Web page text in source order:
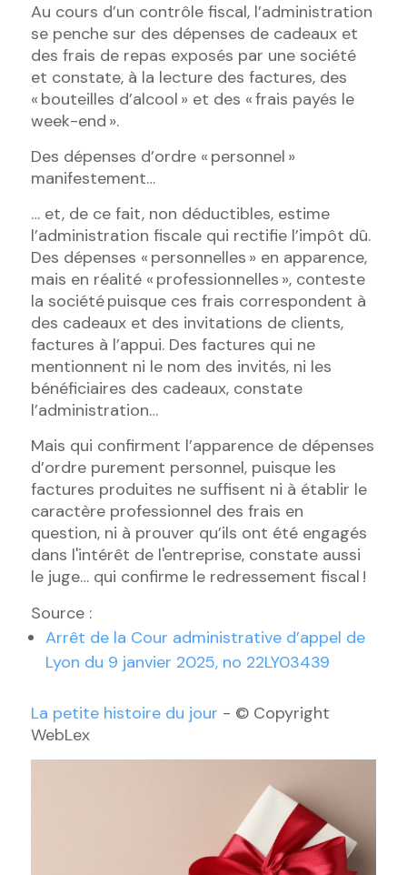
Au cours d’un contrôle fiscal, l’administration
se penche sur des dépenses de cadeaux et
des frais de repas exposés par une société
et constate, à la lecture des factures, des
« bouteilles d’alcool » et des « frais payés le
week-end ».
Des dépenses d’ordre « personnel »
manifestement…
… et, de ce fait, non déductibles, estime
l’administration fiscale qui rectifie l’impôt dû.
Des dépenses « personnelles » en apparence,
mais en réalité « professionnelles », conteste
la société puisque ces frais correspondent à
des cadeaux et des invitations de clients,
factures à l’appui. Des factures qui ne
mentionnent ni le nom des invités, ni les
bénéficiaires des cadeaux, constate
l’administration…
Mais qui confirment l’apparence de dépenses
d’ordre purement personnel, puisque les
factures produites ne suffisent ni à établir le
caractère professionnel des frais en
question, ni à prouver qu’ils ont été engagés
dans l'intérêt de l'entreprise, constate aussi
le juge… qui confirme le redressement fiscal !
Source :
Arrêt de la Cour administrative d’appel de
Lyon du 9 janvier 2025, no 22LY03439
La petite histoire du jour - © Copyright
WebLex